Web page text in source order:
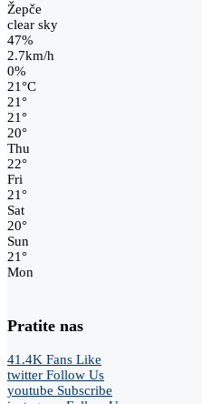
Žepče
clear sky
47%
2.7km/h
0%
21°C
21°
21°
20°
Thu
22°
Fri
21°
Sat
20°
Sun
21°
Mon
Pratite nas
41.4K Fans Like
twitter Follow Us
youtube Subscribe